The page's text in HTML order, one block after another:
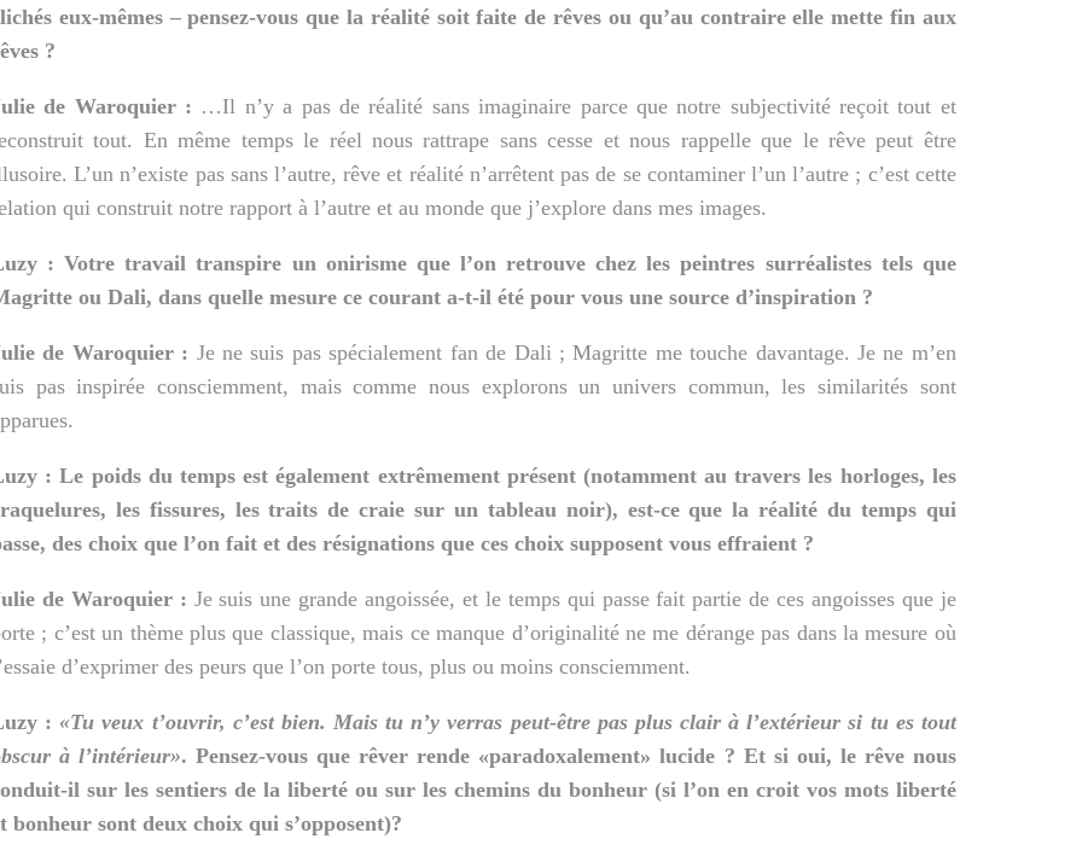
eux-mêmes – pensez-vous que la réalité soit faite de rêves ou qu’au contraire elle mette fin aux
?
de Waroquier : …Il n’y a pas de réalité sans imaginaire parce que notre subjectivité reçoit tout et
tout. En même temps le réel nous rattrape sans cesse et nous rappelle que le rêve peut être
L’un n’existe pas sans l’autre, rêve et réalité n’arrêtent pas de se contaminer l’un l’autre ; c’est cette
qui construit notre rapport à l’autre et au monde que j’explore dans mes images.
: Votre travail transpire un onirisme que l’on retrouve chez les peintres surréalistes tels que
ou Dali, dans quelle mesure ce courant a-t-il été pour vous une source d’inspiration ?
de Waroquier : Je ne suis pas spécialement fan de Dali ; Magritte me touche davantage. Je ne m’en
pas inspirée consciemment, mais comme nous explorons un univers commun, les similarités sont
: Le poids du temps est également extrêmement présent (notamment au travers les horloges, les
les fissures, les traits de craie sur un tableau noir), est-ce que la réalité du temps qui
des choix que l’on fait et des résignations que ces choix supposent vous effraient ?
de Waroquier : Je suis une grande angoissée, et le temps qui passe fait partie de ces angoisses que je
; c’est un thème plus que classique, mais ce manque d’originalité ne me dérange pas dans la mesure où
d’exprimer des peurs que l’on porte tous, plus ou moins consciemment.
:«Tu veux t’ouvrir, c’est bien. Mais tu n’y verras peut-être pas plus clair à l’extérieur si tu es tout
à l’intérieur». Pensez-vous que rêver rende «paradoxalement» lucide ? Et si oui, le rêve nous
il sur les sentiers de la liberté ou sur les chemins du bonheur (si l’on en croit vos mots liberté
bonheur sont deux choix qui s’opposent)?